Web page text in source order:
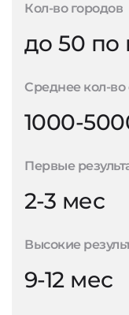
Кол-во городов
до 50 по
Среднее кол-во
1000-
Первые
2-3 мес
Высокие
9-12 мес